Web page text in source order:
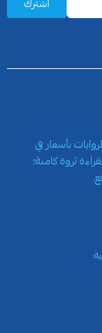
بأسعار في
ثروة كامنة؛